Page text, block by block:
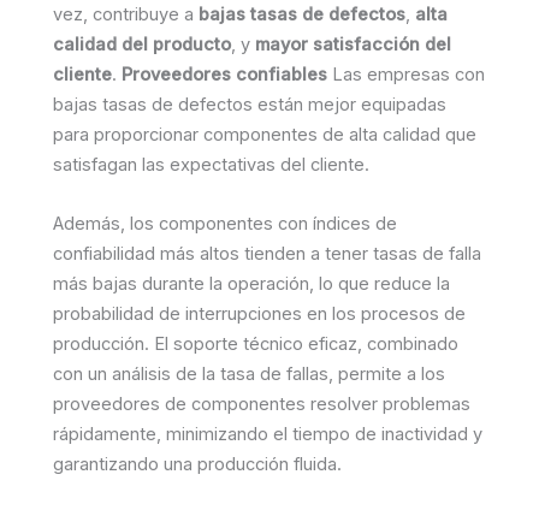
vez, contribuye a bajas tasas de defectos, alta
calidad del producto, y mayor satisfacción del
cliente. Proveedores confiables Las empresas con
bajas tasas de defectos están mejor equipadas
para proporcionar componentes de alta calidad que
satisfagan las expectativas del cliente.
Además, los componentes con índices de
confiabilidad más altos tienden a tener tasas de falla
más bajas durante la operación, lo que reduce la
probabilidad de interrupciones en los procesos de
producción. El soporte técnico eficaz, combinado
con un análisis de la tasa de fallas, permite a los
proveedores de componentes resolver problemas
rápidamente, minimizando el tiempo de inactividad y
garantizando una producción fluida.